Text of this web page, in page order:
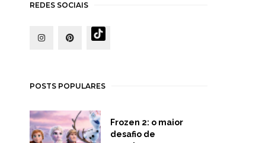
REDES SOCIAIS
POSTS POPULARES
Frozen 2: o maior
desafio de